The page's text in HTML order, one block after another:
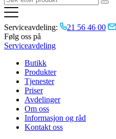
Serviceavdeling: 21 56 46 00
Følg oss på
Serviceavdeling
Butikk
Produkter
Tjenester
Priser
Avdelinger
Om oss
Informasjon og råd
Kontakt oss